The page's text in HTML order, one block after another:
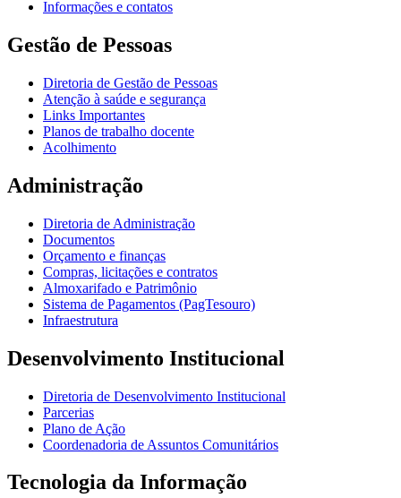
Informações e contatos
Gestão de Pessoas
Diretoria de Gestão de Pessoas
Atenção à saúde e segurança
Links Importantes
Planos de trabalho docente
Acolhimento
Administração
Diretoria de Administração
Documentos
Orçamento e finanças
Compras, licitações e contratos
Almoxarifado e Patrimônio
Sistema de Pagamentos (PagTesouro)
Infraestrutura
Desenvolvimento Institucional
Diretoria de Desenvolvimento Institucional
Parcerias
Plano de Ação
Coordenadoria de Assuntos Comunitários
Tecnologia da Informação